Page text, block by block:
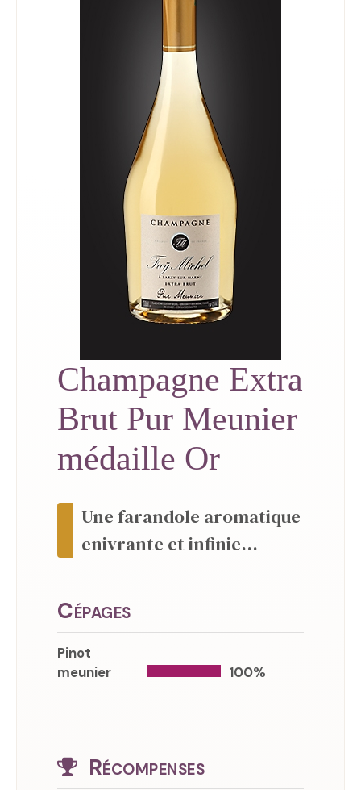
Champagne Extra
Brut Pur Meunier
médaille Or
Une farandole aromatique
enivrante et infinie...
Cépages
Pinot
meunier
100%
Récompenses